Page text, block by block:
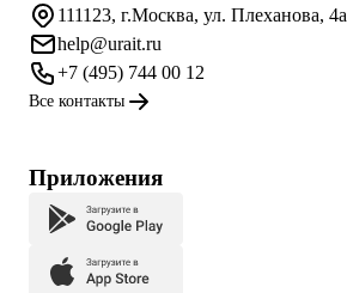
111123, г.Москва, ул. Плеханова, 4а
help@urait.ru
+7 (495) 744 00 12
Все контакты
Приложения